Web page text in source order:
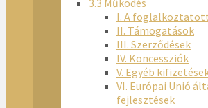
I. A
II. Támogatások
III. Szerződések
IV. Koncessziók
V. Egyéb
VI. Európai Unió
fejlesztések